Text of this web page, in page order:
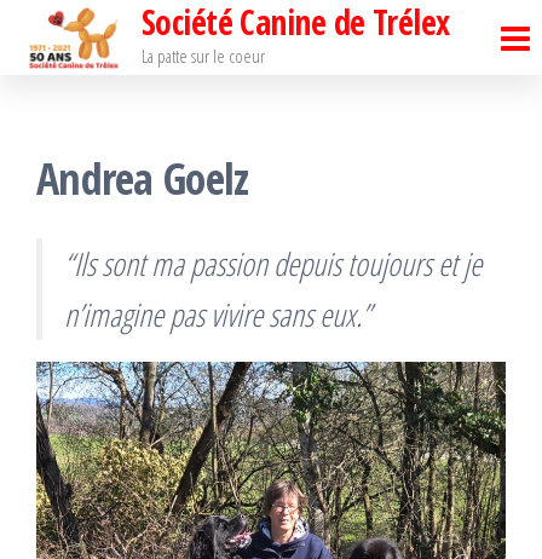
Passer
Société Canine de Trélex
La patte sur le coeur
Andrea Goelz
“Ils sont ma passion depuis toujours et je
n’imagine pas vivire sans eux.”